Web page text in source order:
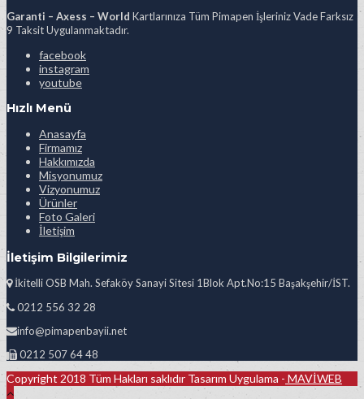
Garanti – Axess – World Kartlarınıza Tüm Pimapen İşleriniz Vade Farksız
9 Taksit Uygulanmaktadır.
facebook
instagram
youtube
Hızlı Menü
Anasayfa
Firmamız
Hakkımızda
Misyonumuz
Vizyonumuz
Ürünler
Foto Galeri
İletişim
İletişim Bilgilerimiz
İkitelli OSB Mah. Sefaköy Sanayi Sitesi 1Blok Apt.No:15 Başakşehir/İST.
0212 556 32 28
info@pimapenbayii.net
0212 507 64 48
Copyright 2018 Tüm Hakları saklıdır Tasarım Uygulama - MAVİWEB